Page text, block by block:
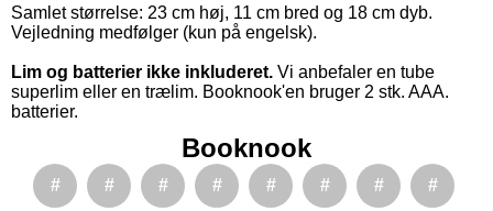
Samlet størrelse: 23 cm høj, 11 cm bred og 18 cm dyb.
Vejledning medfølger (kun på engelsk).
Lim og batterier ikke inkluderet. Vi anbefaler en tube
superlim eller en trælim. Booknook'en bruger 2 stk. AAA.
batterier.
Booknook
# # # # # # # #